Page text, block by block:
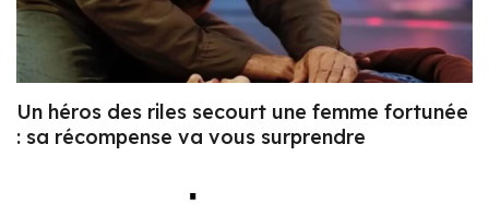
Un héros des riles secourt une femme fortunée
: sa récompense va vous surprendre